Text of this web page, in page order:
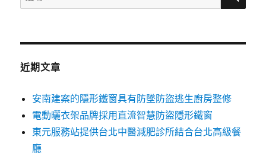
尋
鍵
近期文章
安南建案的隱形鐵窗具有防墜防盜逃生廚房整修
電動曬衣架品牌採用直流智慧防盜隱形鐵窗
東元服務站提供台北中醫減肥診所結合台北高級餐
廳